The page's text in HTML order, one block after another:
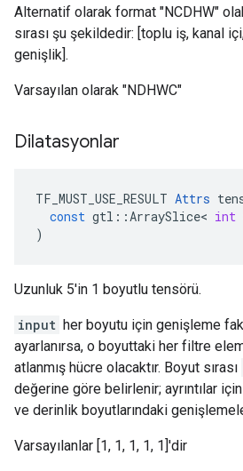
Alternatif olarak format "NCDHW"
sırası şu şekildedir: [toplu iş, kanal
genişlik].
Varsayılan olarak "NDHWC"
Dilatasyonlar
TF_MUST_USE_RESULT Attrs
const gtl ::ArraySlice< int
)
Uzunluk 5'in 1 boyutlu tensörü.
input her boyutu için genişleme
ayarlanırsa, o boyuttaki her filtre
atlanmış hücre olacaktır. Boyut sırası
değerine göre belirlenir; ayrıntılar
ve derinlik boyutlarındaki
Varsayılanlar [1, 1, 1, 1, 1]'dir